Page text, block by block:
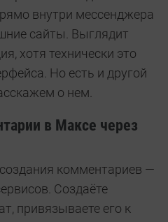
внутри мессенджера
сайты. Выглядит
хотя технически это
Но есть и другой
о нем.
в Максе через
комментариев —
Создаёте
привязываете его к